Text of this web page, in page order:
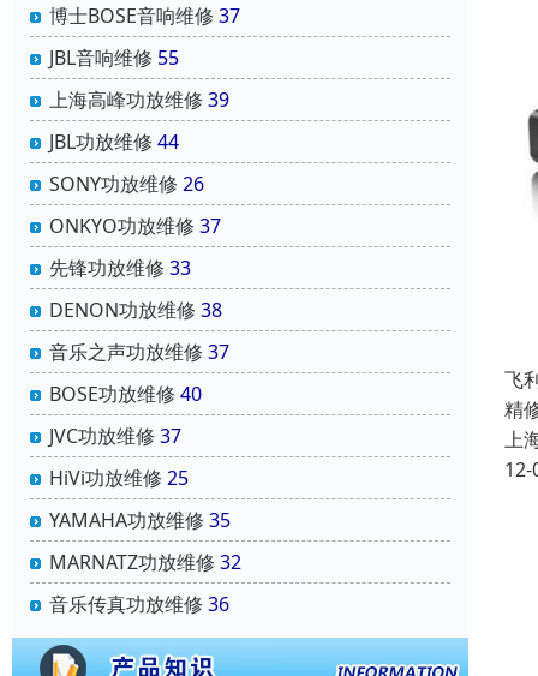
博士BOSE音响维修 37
JBL音响维修 55
上海高峰功放维修 39
JBL功放维修 44
SONY功放维修 26
ONKYO功放维修 37
先锋功放维修 33
DENON功放维修 38
音乐之声功放维修 37
BOSE功放维修 40
JVC功放维修 37
HiVi功放维修 25
YAMAHA功放维修 35
MARNATZ功放维修 32
音乐传真功放维修 36
飞
精
上
12-